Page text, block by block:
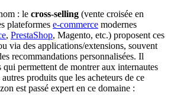
: le cross-selling (vente croisée en
plateformes e-commerce modernes
, PrestaShop, Magento, etc.) proposent ces
via des applications/extensions, souvent
recommandations personnalisées. Il
qui permettent de montrer aux internautes
produits que les acheteurs de ce
est passé expert en ce domaine :